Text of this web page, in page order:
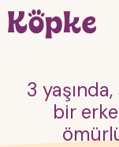
3
bir